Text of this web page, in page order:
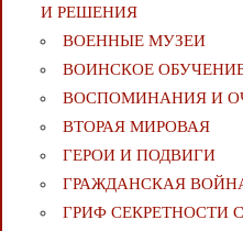
И РЕШЕНИЯ
ВОЕННЫЕ МУЗЕИ
ВОИНСКОЕ
ВОСПОМИНАНИЯ И
ВТОРАЯ МИРОВАЯ
ГЕРОИ И ПОДВИГИ
ГРАЖДАНСКАЯ
ГРИФ СЕКРЕТНОСТИ